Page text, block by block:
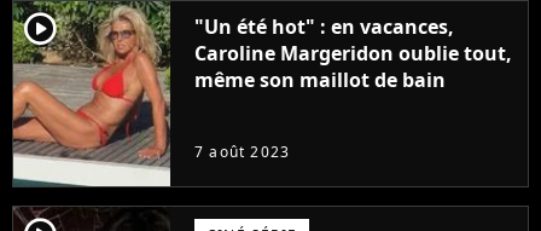
player2
"Un été hot" : en vacances,
Caroline Margeridon oublie tout,
même son maillot de bain
7 août 2023